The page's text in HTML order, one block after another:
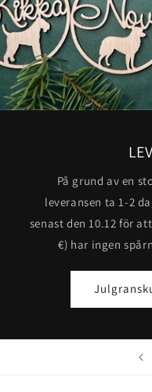
På grund av en
leveransen ta 1-2
senast den 10.12 för
€) har ingen